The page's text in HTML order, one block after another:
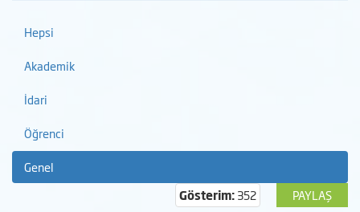
Hepsi
Akademik
İdari
Öğrenci
Genel
PAYLAŞ
Gösterim:352